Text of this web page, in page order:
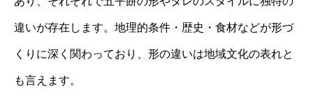
違いが存在します。地理的条件・歴史・食材などが形づ
くりに深く関わっており、形の違いは地域文化の表れと
も言えます。